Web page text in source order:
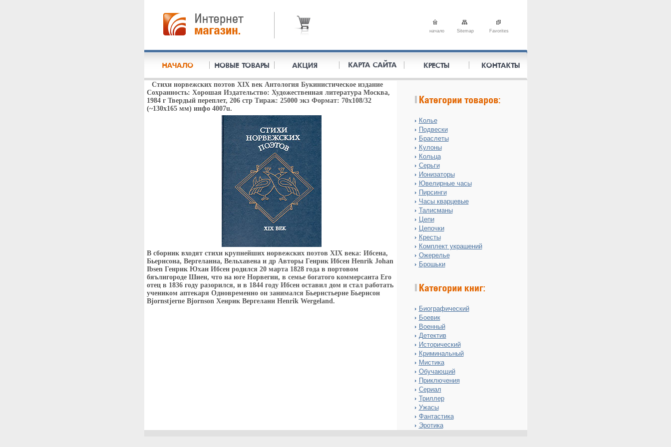
начало Sitemap Favorites
Стихи норвежских поэтов XIX век Антология Букинистическое издание
Сохранность: Хорошая Издательство: Художественная литература Москва,
1984 г Твердый переплет, 206 стр Тираж: 25000 экз Формат: 70x108/32
(~130х165 мм) инфо 4007u.
В сборник входят стихи крупнейших норвежских поэтов XIX века: Ибсена,
Бьернсона, Вергеланна, Вельхавена и др Авторы Генрик Ибсен Henrik Johan
Ibsen Генрик Юхан Ибсен родился 20 марта 1828 года в портовом
бяълигороде Шиен, что на юге Норвегии, в семье богатого коммерсанта Его
отец в 1836 году разорился, и в 1844 году Ибсен оставил дом и стал работать
учеником аптекаря Одновременно он занимался Бьернстьерне Бьернсон
Bjornstjerne Bjornson Хенрик Вергеланн Henrik Wergeland.
Колье
Подвески
Браслеты
Кулоны
Кольца
Серьги
Ионизаторы
Ювелирные часы
Пирсинги
Часы кварцевые
Талисманы
Цепи
Цепочки
Кресты
Комплект украшений
Ожерелье
Брошьки
Биографический
Боевик
Военный
Детектив
Исторический
Криминальный
Мистика
Обучающий
Приключения
Сериал
Триллер
Ужасы
Фантастика
Эротика